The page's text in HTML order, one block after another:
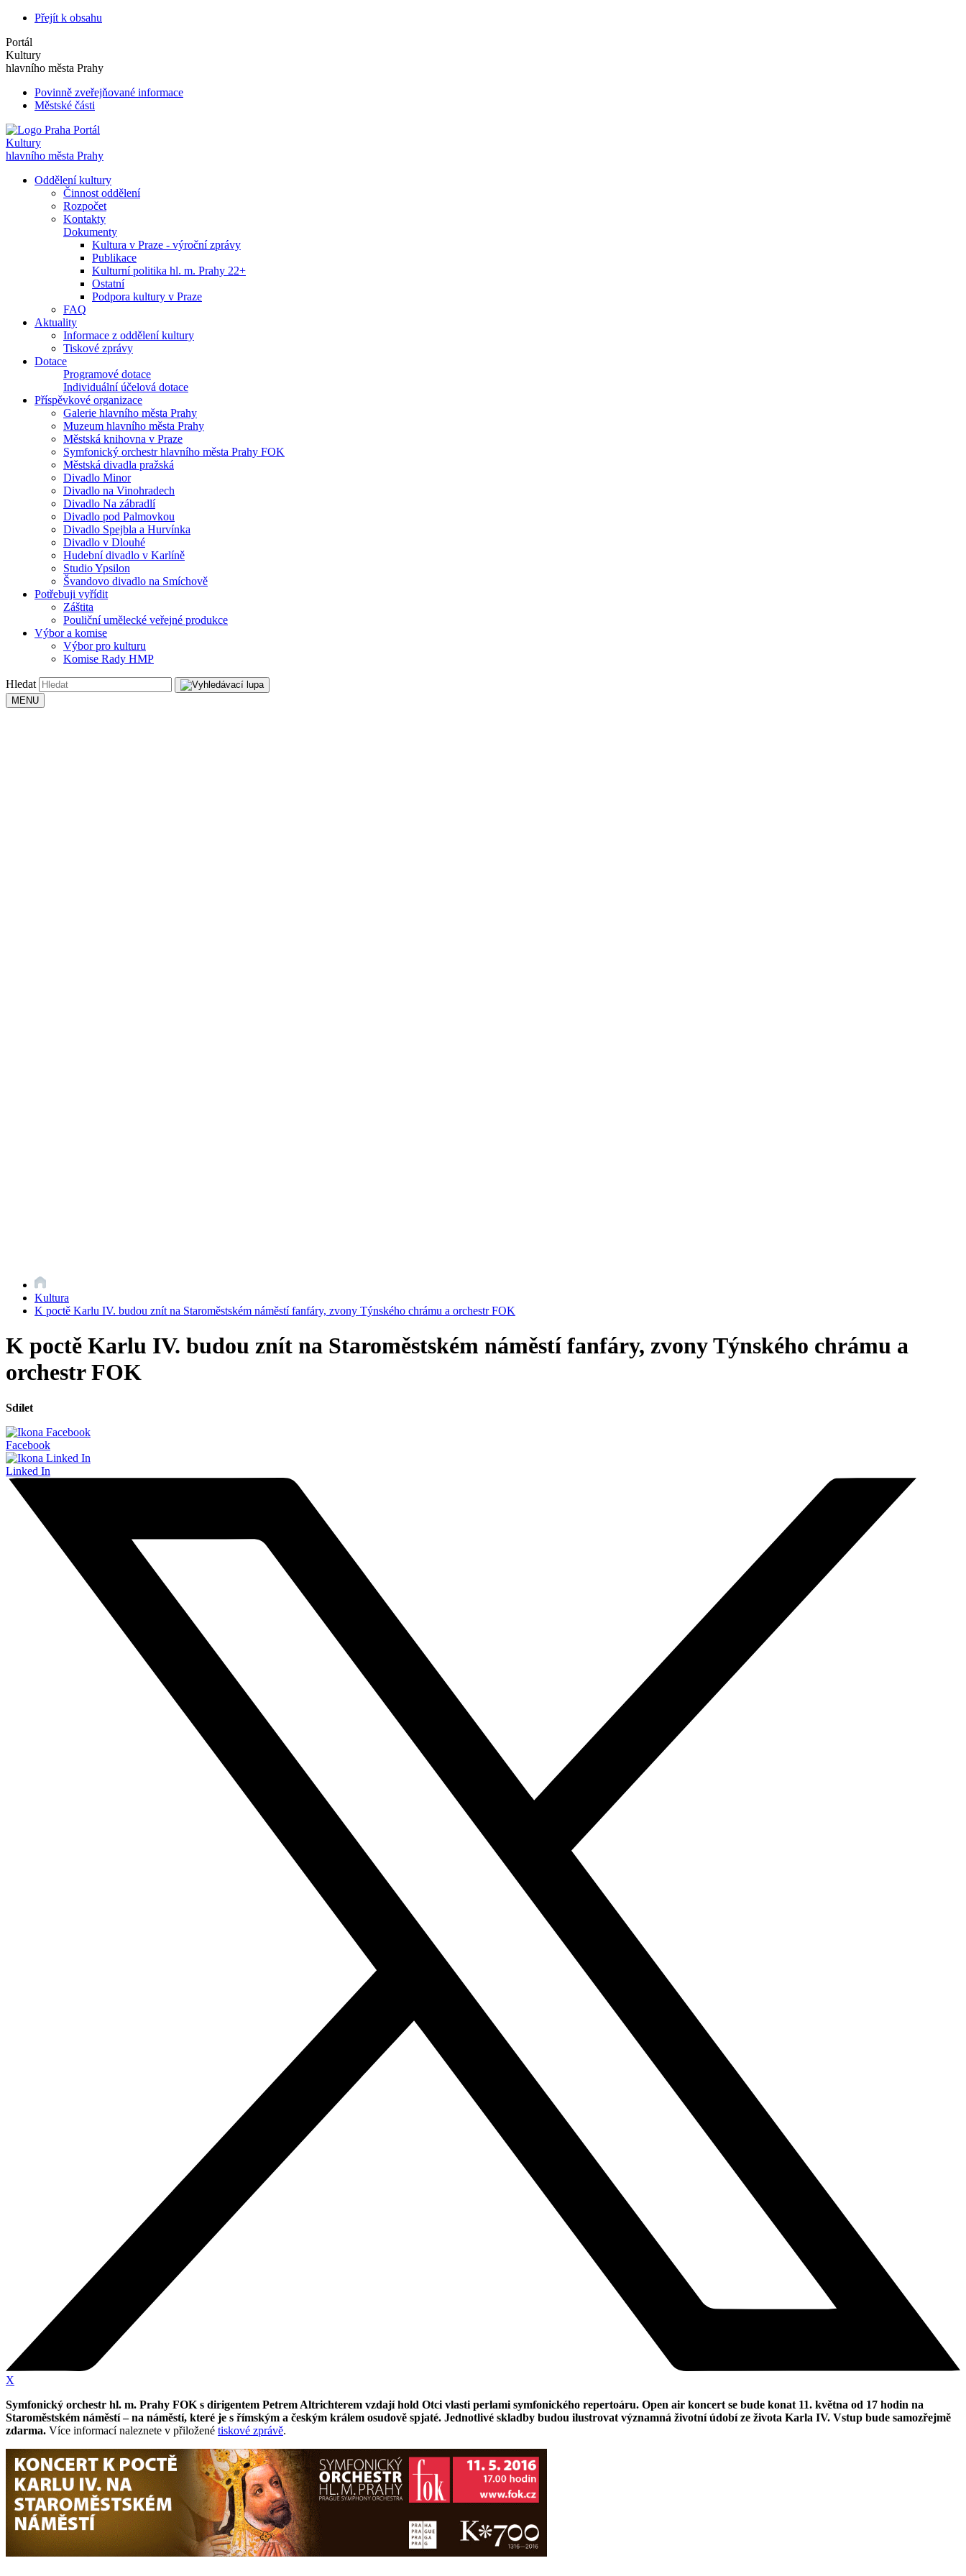
Přejít k obsahu
Portál
Kultury
hlavního města Prahy
Povinně zveřejňované informace
Městské části
Portál
Kultury
hlavního města Prahy
Oddělení kultury
Činnost oddělení
Rozpočet
Kontakty
Dokumenty
Kultura v Praze - výroční zprávy
Publikace
Kulturní politika hl. m. Prahy 22+
Ostatní
Podpora kultury v Praze
FAQ
Aktuality
Informace z oddělení kultury
Tiskové zprávy
Dotace
Programové dotace
Individuální účelová dotace
Příspěvkové organizace
Galerie hlavního města Prahy
Muzeum hlavního města Prahy
Městská knihovna v Praze
Symfonický orchestr hlavního města Prahy FOK
Městská divadla pražská
Divadlo Minor
Divadlo na Vinohradech
Divadlo Na zábradlí
Divadlo pod Palmovkou
Divadlo Spejbla a Hurvínka
Divadlo v Dlouhé
Hudební divadlo v Karlíně
Studio Ypsilon
Švandovo divadlo na Smíchově
Potřebuji vyřídit
Záštita
Pouliční umělecké veřejné produkce
Výbor a komise
Výbor pro kulturu
Komise Rady HMP
Hledat
MENU
Kultura
K poctě Karlu IV. budou znít na Staroměstském náměstí fanfáry, zvony Týnského chrámu a orchestr FOK
K poctě Karlu IV. budou znít na Staroměstském náměstí fanfáry, zvony Týnského chrámu a
orchestr FOK
Sdílet
Facebook
Linked In
X
Symfonický orchestr hl. m. Prahy FOK s dirigentem Petrem Altrichterem vzdají hold Otci vlasti perlami symfonického repertoáru. Open air koncert se bude konat 11. května od 17 hodin na
Staroměstském náměstí – na náměstí, které je s římským a českým králem osudově spjaté. Jednotlivé skladby budou ilustrovat významná životní údobí ze života Karla IV. Vstup bude samozřejmě
zdarma. Více informací naleznete v přiložené tiskové zprávě.